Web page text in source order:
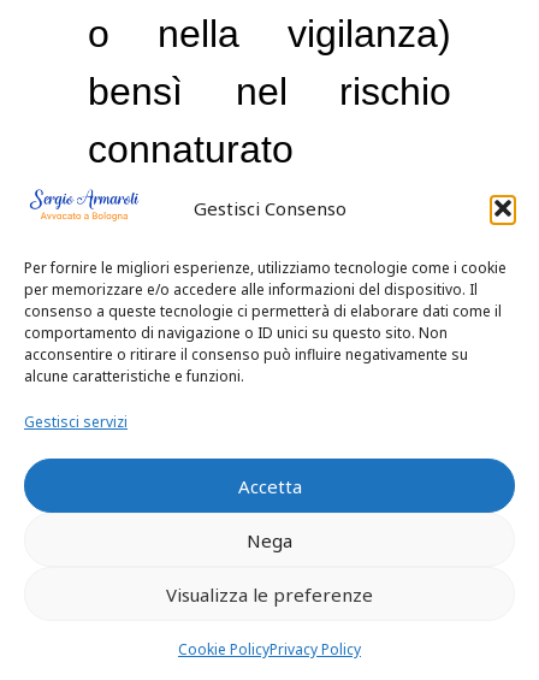
Gestisci Consenso
Per fornire le migliori esperienze, utilizziamo tecnologie come i cookie
per memorizzare e/o accedere alle informazioni del dispositivo. Il
consenso a queste tecnologie ci permetterà di elaborare dati come il
comportamento di navigazione o ID unici su questo sito. Non
acconsentire o ritirare il consenso può influire negativamente su
alcune caratteristiche e funzioni.
Gestisci servizi
Accetta
Nega
Visualizza le preferenze
Cookie PolicyPrivacy Policy
o nella vigilanza)
bensì nel rischio
connaturato
all’utilizzazione dei
terzi
nell’adempimento
dell’obbligazione
(Cass. 4400/04;
Cass. 6756/01;
Cass. 5329/03).
In particolare